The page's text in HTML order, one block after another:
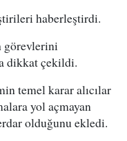
haberleştirdi.
dikkat çekildi.
temel karar alıcılar
yol açmayan
olduğunu ekledi.